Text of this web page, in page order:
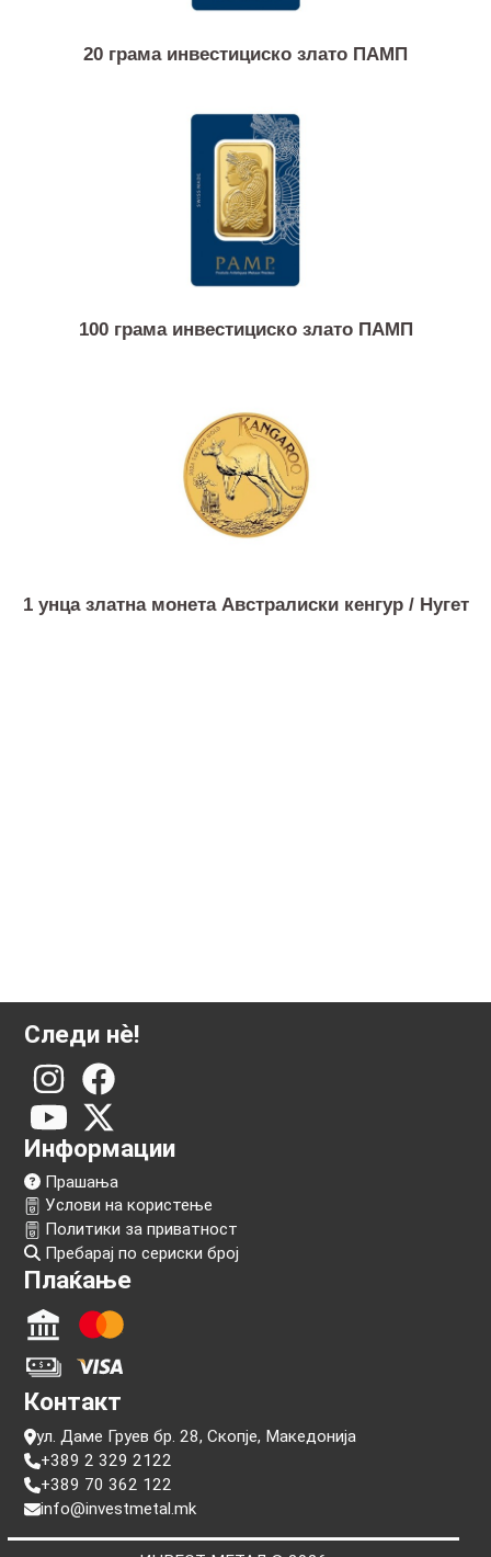
20 грама инвестициско злато ПАМП
100 грама инвестициско злато ПАМП
Следи нѐ!
Информации
Прашања
Политики за приватност
Пребарај по сериски број
Плаќање